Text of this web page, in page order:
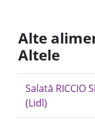
Alte
Altele
Salată RICCIO
(Lidl)